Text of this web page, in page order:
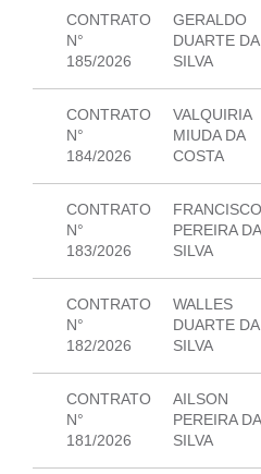
CONTRATO
N°
185/2026
GERALDO
DUARTE DA
SILVA
CONTRATO
N°
184/2026
VALQUIRIA
MIUDA DA
COSTA
CONTRATO
N°
183/2026
FRANCISCO
PEREIRA DA
SILVA
CONTRATO
N°
182/2026
WALLES
DUARTE DA
SILVA
CONTRATO
N°
181/2026
AILSON
PEREIRA DA
SILVA